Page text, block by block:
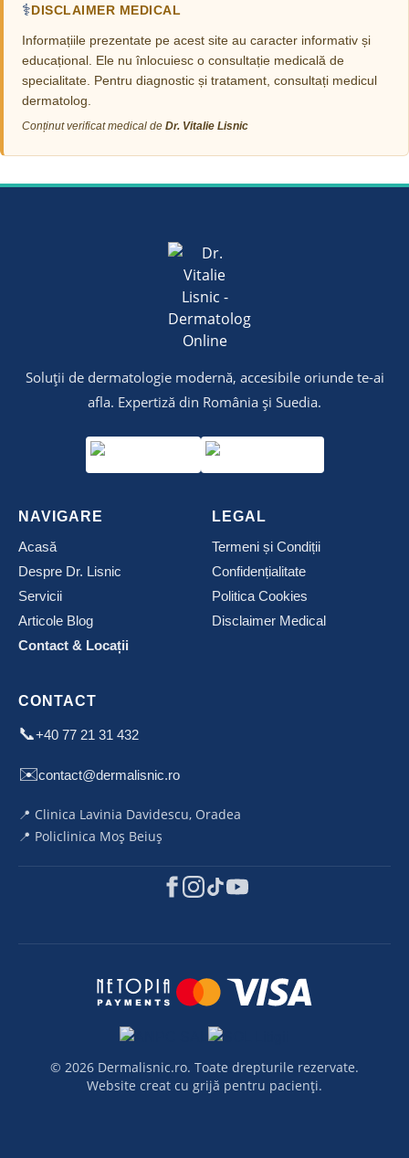
⚕️DISCLAIMER MEDICAL
Informațiile prezentate pe acest site au caracter informativ și
educațional. Ele nu înlocuiesc o consultație medicală de
specialitate. Pentru diagnostic și tratament, consultați medicul
dermatolog.
Conținut verificat medical de Dr. Vitalie Lisnic
Soluții de dermatologie modernă, accesibile oriunde te-ai
afla. Expertiză din România și Suedia.
NAVIGARE
Acasă
Despre Dr. Lisnic
Servicii
Articole Blog
Contact & Locații
LEGAL
Termeni și Condiții
Confidențialitate
Politica Cookies
Disclaimer Medical
CONTACT
📞+40 77 21 31 432
✉️contact@dermalisnic.ro
📍 Clinica Lavinia Davidescu, Oradea
📍 Policlinica Moș Beiuș
© 2026 Dermalisnic.ro. Toate drepturile rezervate.
Website creat cu grijă pentru pacienți.